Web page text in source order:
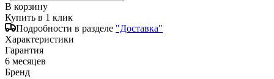
В корзину
Купить в 1 клик
Подробности в разделе "Доставка"
Характеристики
Гарантия
6 месяцев
Бренд